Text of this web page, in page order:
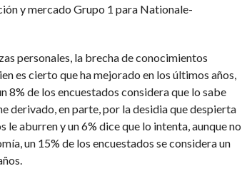
y mercado Grupo 1 para Nationale-
personales, la brecha de conocimientos
es cierto que ha mejorado en los últimos años,
8% de los encuestados considera que lo sabe
derivado, en parte, por la desidia que despierta
aburren y un 6% dice que lo intenta, aunque no
un 15% de los encuestados se considera un